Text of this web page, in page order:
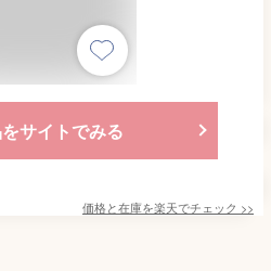
サイトでみる
価格と在庫を楽天でチェック >>